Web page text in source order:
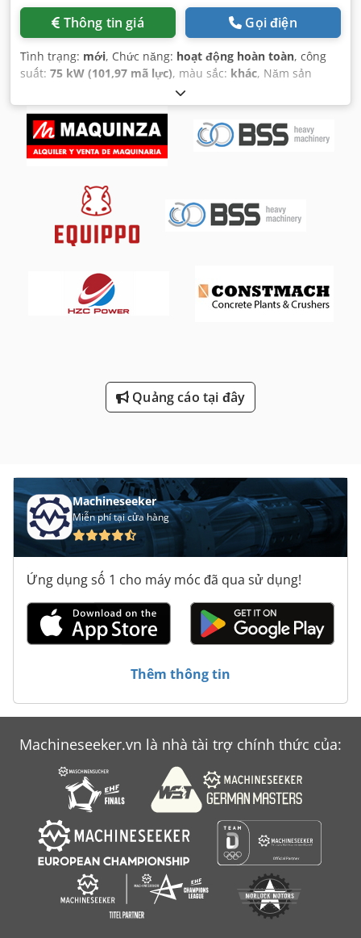
Thông tin giá Gọi điện
Tình trạng: mới, Chức năng: hoạt động hoàn toàn, công
suất: 75 kW (101,97 mã lực), màu sắc: khác, Năm sản
Quảng cáo tại đây
Machineseeker
Miễn phí tại cửa hàng
Ứng dụng số 1 cho máy móc đã qua sử dụng!
Thêm thông tin
Machineseeker.vn là nhà tài trợ chính thức của: